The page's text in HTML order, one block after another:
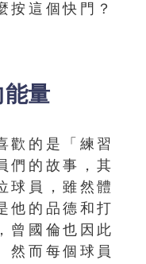
按這個快門？
能量
歡的是「練習
們的故事，其
球員，雖然體
他的品德和打
曾國倫也因此
然而每個球員